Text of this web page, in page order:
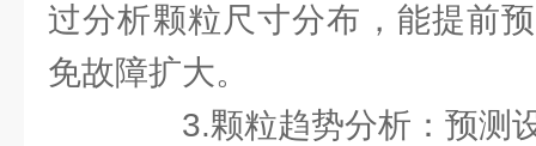
过分析颗粒尺寸分布，能提前
免故障扩大。
3.颗粒趋势分析：预测